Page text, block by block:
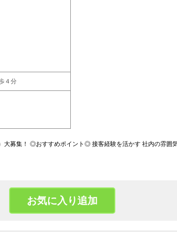
４分
大募集！ ◎おすすめポイント◎ 接客経験を活かす 社内の雰囲
お気に入り追加